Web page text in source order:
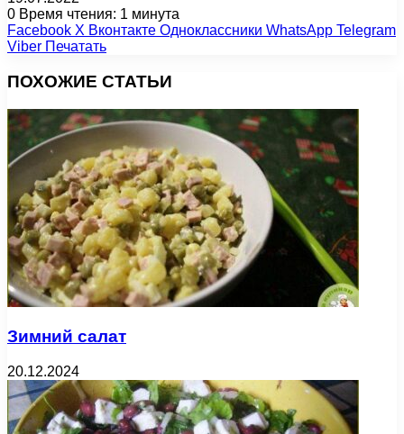
0 Время чтения: 1 минута
Facebook X Вконтакте Одноклассники WhatsApp Telegram
Viber Печатать
ПОХОЖИЕ СТАТЬИ
Зимний салат
20.12.2024